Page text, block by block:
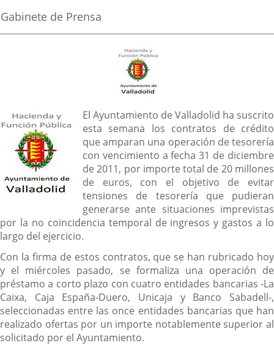
externa.externa.externa.
la
noticia
Fuente
la
Gabinete de Prensa
Descripción
El Ayuntamiento de Valladolid ha suscrito
esta semana los contratos de crédito
que amparan una operación de tesorería
con vencimiento a fecha 31 de diciembre
de 2011, por importe total de 20 millones
de euros, con el objetivo de evitar
tensiones de tesorería que pudieran
generarse ante situaciones imprevistas
por la no coincidencia temporal de ingresos y gastos a lo
largo del ejercicio.
Con la firma de estos contratos, que se han rubricado hoy
y el miércoles pasado, se formaliza una operación de
préstamo a corto plazo con cuatro entidades bancarias -La
Caixa, Caja España-Duero, Unicaja y Banco Sabadell-,
seleccionadas entre las once entidades bancarias que han
realizado ofertas por un importe notablemente superior al
solicitado por el Ayuntamiento.